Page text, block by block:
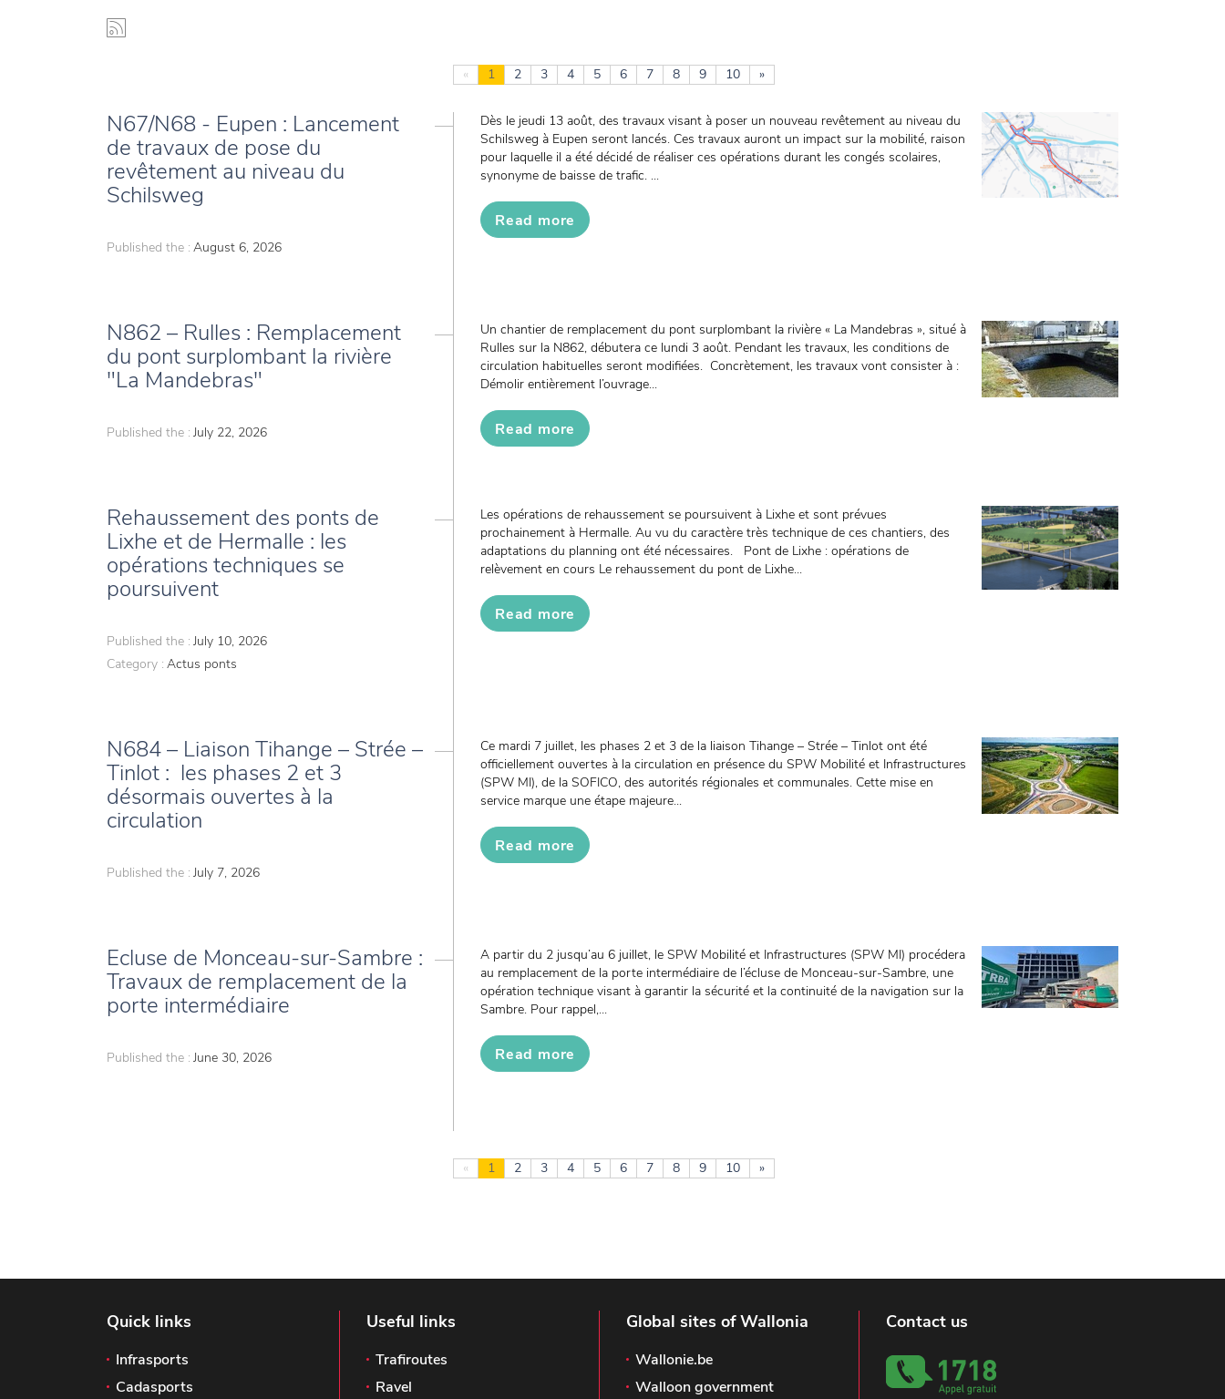
« 1 2 3 4 5 6 7 8 9 10 »
N67/N68 - Eupen : Lancement
de travaux de pose du
revêtement au niveau du
Schilsweg
Published the : August 6, 2026
Dès le jeudi 13 août, des travaux visant à poser un nouveau revêtement au niveau du
Schilsweg à Eupen seront lancés. Ces travaux auront un impact sur la mobilité, raison
pour laquelle il a été décidé de réaliser ces opérations durant les congés scolaires,
synonyme de baisse de trafic. ...
Read more
N862 – Rulles : Remplacement
du pont surplombant la rivière
"La Mandebras"
Published the : July 22, 2026
Un chantier de remplacement du pont surplombant la rivière « La Mandebras », situé à
Rulles sur la N862, débutera ce lundi 3 août. Pendant les travaux, les conditions de
circulation habituelles seront modifiées. Concrètement, les travaux vont consister à :
Démolir entièrement l’ouvrage...
Read more
Rehaussement des ponts de
Lixhe et de Hermalle : les
opérations techniques se
poursuivent
Published the : July 10, 2026
Category : Actus ponts
Les opérations de rehaussement se poursuivent à Lixhe et sont prévues
prochainement à Hermalle. Au vu du caractère très technique de ces chantiers, des
adaptations du planning ont été nécessaires. Pont de Lixhe : opérations de
relèvement en cours Le rehaussement du pont de Lixhe...
Read more
N684 – Liaison Tihange – Strée –
Tinlot : les phases 2 et 3
désormais ouvertes à la
circulation
Published the : July 7, 2026
Ce mardi 7 juillet, les phases 2 et 3 de la liaison Tihange – Strée – Tinlot ont été
officiellement ouvertes à la circulation en présence du SPW Mobilité et Infrastructures
(SPW MI), de la SOFICO, des autorités régionales et communales. Cette mise en
service marque une étape majeure...
Read more
Ecluse de Monceau-sur-Sambre :
Travaux de remplacement de la
porte intermédiaire
Published the : June 30, 2026
A partir du 2 jusqu’au 6 juillet, le SPW Mobilité et Infrastructures (SPW MI) procédera
au remplacement de la porte intermédiaire de l’écluse de Monceau-sur-Sambre, une
opération technique visant à garantir la sécurité et la continuité de la navigation sur la
Sambre. Pour rappel,...
Read more
« 1 2 3 4 5 6 7 8 9 10 »
Quick links
Infrasports
Cadasports
Useful links
Trafiroutes
Ravel
Global sites of Wallonia
Wallonie.be
Walloon government
Contact us